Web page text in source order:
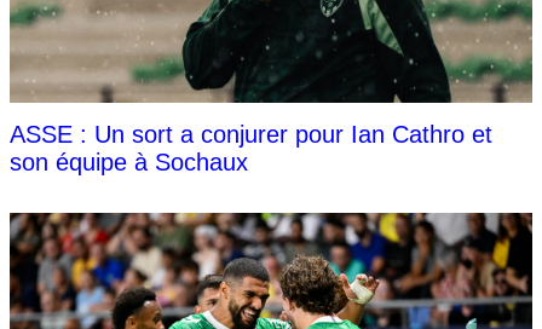
ASSE : Un sort a conjurer pour Ian Cathro et
son équipe à Sochaux